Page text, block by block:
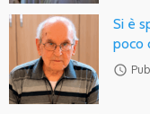
Si è
poco
access_time